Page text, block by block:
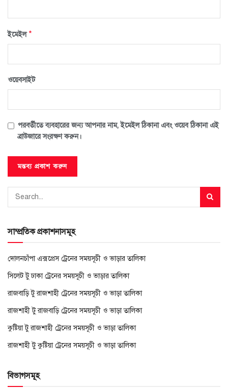
ইমেইল*
ওয়েবসাইট
পরবর্তীতে ব্যবহারের জন্য আপনার নাম, ইমেইল ঠিকানা এবং ওয়েব ঠিকানা এই
ব্রাউজারে সংরক্ষণ করুন।
সাম্প্রতিক প্রকাশনাসমূহ
দোলনচাঁপা এক্সপ্রেস ট্রেনের সময়সূচী ও ভাড়ার তালিকা
সিলেট টু ঢাকা ট্রেনের সময়সূচী ও ভাড়ার তালিকা
রাজবাড়ি টু রাজশাহী ট্রেনের সময়সূচী ও ভাড়া তালিকা
রাজশাহী টু রাজবাড়ি ট্রেনের সময়সূচী ও ভাড়া তালিকা
কুষ্টিয়া টু রাজশাহী ট্রেনের সময়সূচী ও ভাড়া তালিকা
রাজশাহী টু কুষ্টিয়া ট্রেনের সময়সূচী ও ভাড়া তালিকা
বিভাগসমূহ